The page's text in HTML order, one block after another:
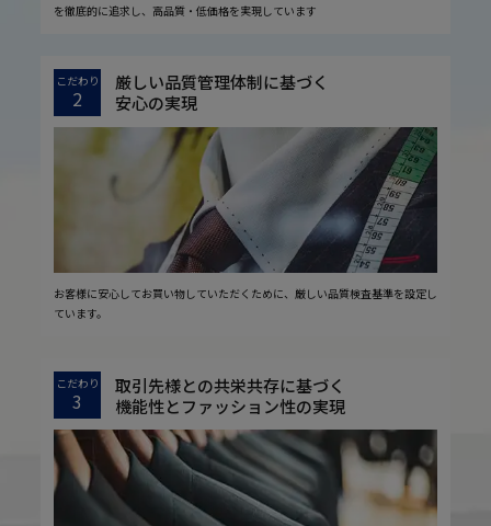
を徹底的に追求し、高品質・低価格を実現しています
こだわり
2
厳しい品質管理体制に基づく
安心の実現
お客様に安心してお買い物していただくために、厳しい品質検査基準を設定し
ています。
こだわり
3
取引先様との共栄共存に基づく
機能性とファッション性の実現